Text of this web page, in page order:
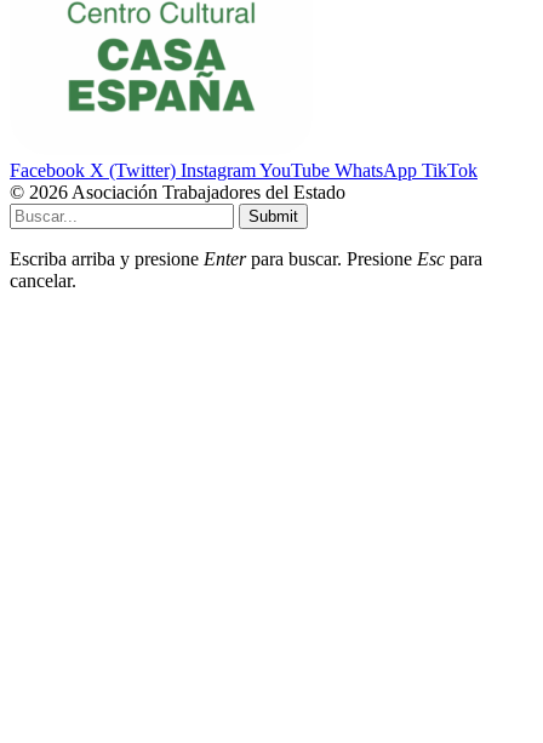
Facebook X (Twitter) InstagramYouTube WhatsApp TikTok
© 2026 Asociación Trabajadores del Estado
Submit
Escriba arriba y presione Enterpara buscar. Presione Esc para
cancelar.